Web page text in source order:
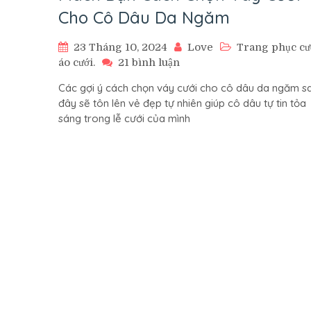
Cho Cô Dâu Da Ngăm
23 Tháng 10, 2024 Love
Trang phục
áo cưới.
21 bình luận
Bạn
Cách
Chọn
Các gợi ý cách chọn váy cưới cho cô dâu da ngăm
đây sẽ tôn lên vẻ đẹp tự nhiên giúp cô dâu tự tin tỏa
sáng trong lễ cưới của mình